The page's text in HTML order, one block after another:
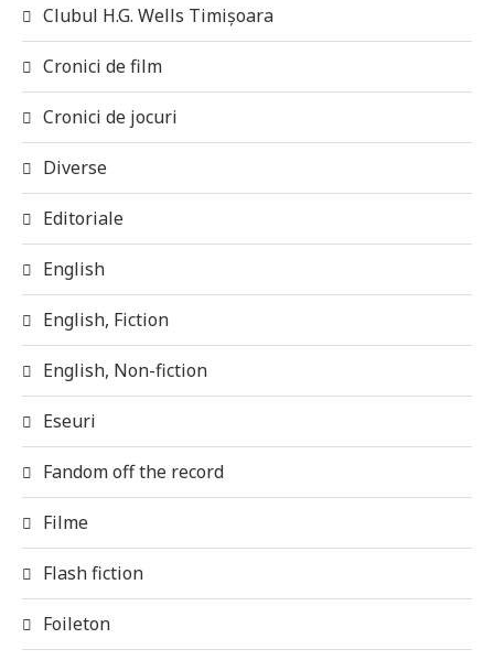
Clubul H.G. Wells Timișoara
Cronici de film
Cronici de jocuri
Diverse
Editoriale
English
English, Fiction
English, Non-fiction
Eseuri
Fandom off the record
Filme
Flash fiction
Foileton